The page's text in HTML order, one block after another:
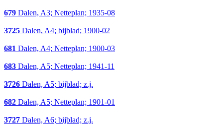
679 Dalen, A3; Netteplan; 1935-08
3725 Dalen, A4; bijblad; 1900-02
681 Dalen, A4; Netteplan; 1900-03
683 Dalen, A5; Netteplan; 1941-11
3726 Dalen, A5; bijblad; z.j.
682 Dalen, A5; Netteplan; 1901-01
3727 Dalen, A6; bijblad; z.j.